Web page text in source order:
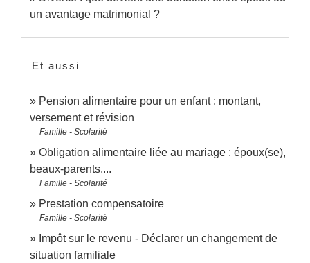
un avantage matrimonial ?
Et aussi
Pension alimentaire pour un enfant : montant,
versement et révision
Famille - Scolarité
Obligation alimentaire liée au mariage : époux(se),
beaux-parents....
Famille - Scolarité
Prestation compensatoire
Famille - Scolarité
Impôt sur le revenu - Déclarer un changement de
situation familiale